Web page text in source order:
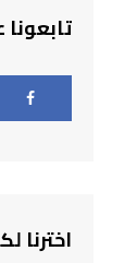
اخترنا